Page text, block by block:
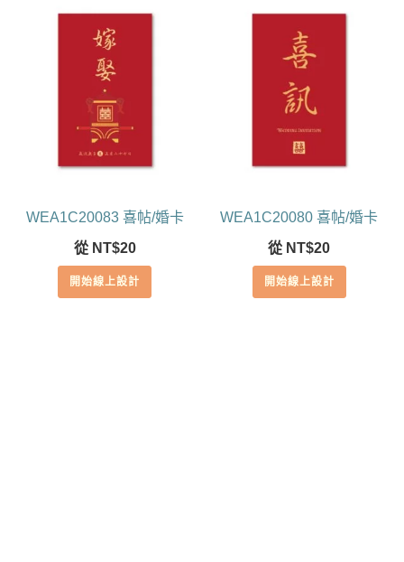
WEA1C20083 喜帖/婚卡
從 NT$20
開始線上設計
WEA1C20080 喜帖/婚卡
從 NT$20
開始線上設計